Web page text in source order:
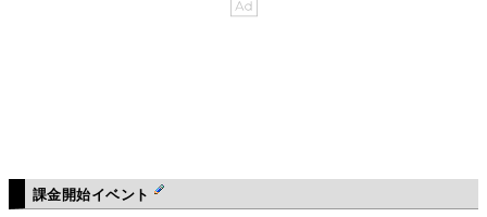
課金開始イベント